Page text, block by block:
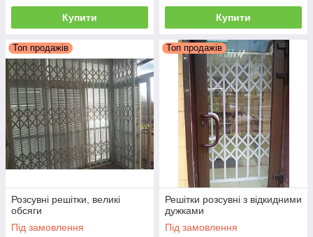
Купити Купити
Топ продажів
Розсувні решітки, великі
обсяги
Під замовлення
Топ продажів
Решітки розсувні з відкидними
дужками
Під замовлення